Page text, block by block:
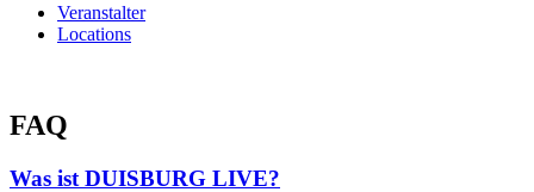
Veranstalter
Locations
FAQ
Was ist DUISBURG LIVE?